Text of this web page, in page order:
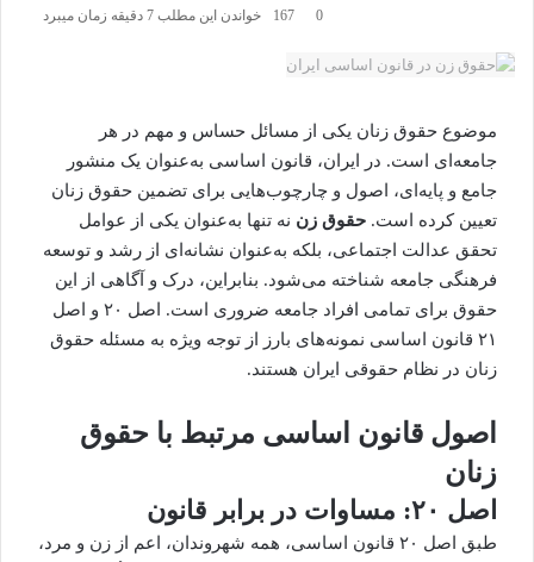
0
خواندن این مطلب 7 دقیقه زمان میبرد
موضوع حقوق زنان یکی از مسائل حساس و مهم در هر
جامعه‌ای است. در ایران، قانون اساسی به‌عنوان یک منشور
جامع و پایه‌ای، اصول و چارچوب‌هایی برای تضمین حقوق زنان
تعیین کرده است. حقوق زن نه تنها به‌عنوان یکی از عوامل
تحقق عدالت اجتماعی، بلکه به‌عنوان نشانه‌ای از رشد و توسعه
فرهنگی جامعه شناخته می‌شود. بنابراین، درک و آگاهی از این
حقوق برای تمامی افراد جامعه ضروری است. اصل ۲۰ و اصل
۲۱ قانون اساسی نمونه‌های بارز از توجه ویژه به مسئله حقوق
زنان در نظام حقوقی ایران هستند.
اصول قانون اساسی مرتبط با حقوق
زنان
اصل ۲۰: مساوات در برابر قانون
طبق اصل ۲۰ قانون اساسی، همه شهروندان، اعم از زن و مرد،